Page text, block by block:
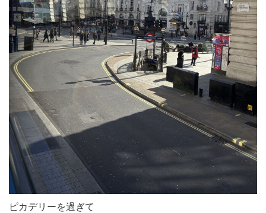
ピカデリーを過ぎて